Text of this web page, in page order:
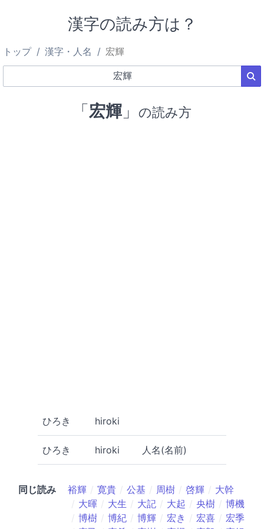
漢字の読み方は？
トップ 漢字・人名 宏輝
「宏輝 」 の読み方
ひろき hiroki
ひろき hiroki 人名(名前)
同じ読み 裕輝 寛貴 公基 周樹 啓輝
大幹
大暉
大生 大記 大起 央樹
博機
博樹
博紀 博輝 宏き 宏喜
宏季